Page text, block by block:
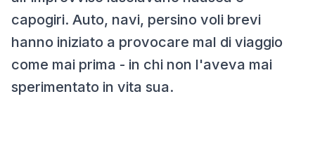
capogiri. Auto, navi, persino voli brevi
hanno iniziato a provocare mal di viaggio
come mai prima - in chi non l'aveva mai
sperimentato in vita sua.